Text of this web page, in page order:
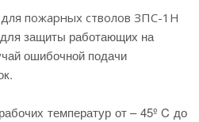
пожарных стволов ЗПС-1Н
защиты работающих на
ошибочной подачи
температур от – 45º C до